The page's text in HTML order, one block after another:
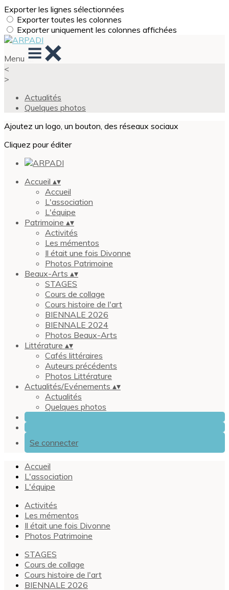
Exporter les lignes sélectionnées
Exporter toutes les colonnes
Exporter uniquement les colonnes affichées
Menu
<
>
Actualités
Quelques photos
Ajoutez un logo, un bouton, des réseaux sociaux
Cliquez pour éditer
Accueil ▴▾
Accueil
L'association
L'équipe
Patrimoine ▴▾
Activités
Les mémentos
Il était une fois Divonne
Photos Patrimoine
Beaux-Arts ▴▾
STAGES
Cours de collage
Cours histoire de l'art
BIENNALE 2026
BIENNALE 2024
Photos Beaux-Arts
Littérature ▴▾
Cafés littéraires
Auteurs précédents
Photos Littérature
Actualités/Evénements ▴▾
Actualités
Quelques photos
Se connecter
Accueil
L'association
L'équipe
Activités
Les mémentos
Il était une fois Divonne
Photos Patrimoine
STAGES
Cours de collage
Cours histoire de l'art
BIENNALE 2026